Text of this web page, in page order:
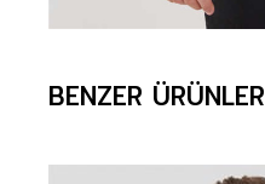
BENZER ÜRÜNLER